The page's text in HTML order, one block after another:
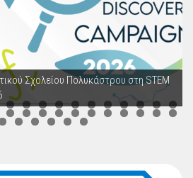
Σχολείου Πολυκάστρου στη STEM